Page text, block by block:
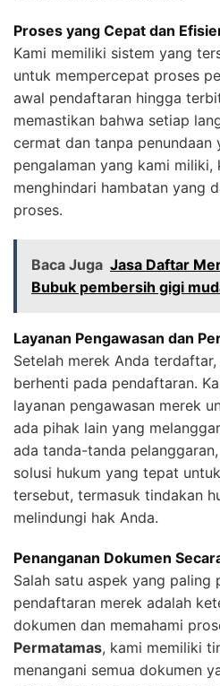
Proses yang Cepat dan
Kami memiliki sistem yang
untuk mempercepat proses
awal pendaftaran hingga
memastikan bahwa setiap
cermat dan tanpa penundaan
pengalaman yang kami miliki,
menghindari hambatan yang
proses.
Baca Juga Jasa Daftar
Bubuk pembersih gigi
Layanan Pengawasan dan
Setelah merek Anda
berhenti pada pendaftaran.
layanan pengawasan merek
ada pihak lain yang
ada tanda-tanda
solusi hukum yang tepat
tersebut, termasuk tindakan
melindungi hak Anda.
Penanganan Dokumen
Salah satu aspek yang paling
pendaftaran merek adalah
dokumen dan memahami
Permatamas, kami memiliki
menangani semua dokumen